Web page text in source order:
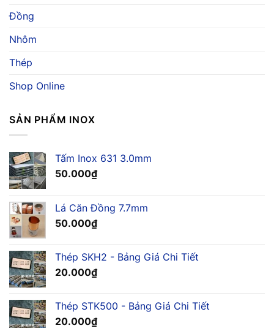
Đồng
Nhôm
Thép
Shop Online
SẢN PHẨM INOX
Tấm Inox 631 3.0mm
50.000₫
Lá Căn Đồng 7.7mm
50.000₫
Thép SKH2 - Bảng Giá Chi Tiết
20.000₫
Thép STK500 - Bảng Giá Chi Tiết
20.000₫